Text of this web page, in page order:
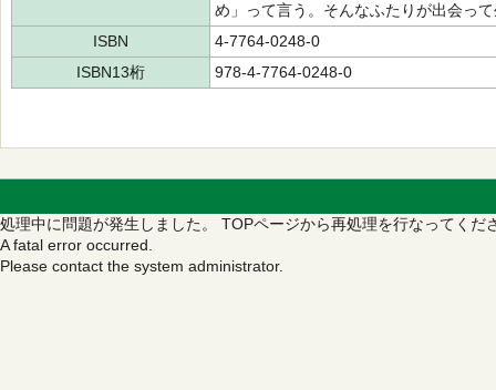
め」って言う。そんなふたりが出会っ
ISBN
4-7764-0248-0
ISBN13桁
978-4-7764-0248-0
処理中に問題が発生しました。 TOPページから再処理を行なってくだ
A fatal error occurred.
Please contact the system administrator.